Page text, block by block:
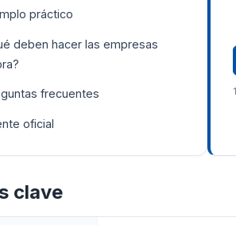
práctico
deben hacer las empresas
frecuentes
oficial
clave